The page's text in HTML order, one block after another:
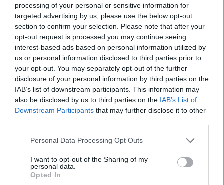
processing of your personal or sensitive information for
targeted advertising by us, please use the below opt-out
section to confirm your selection. Please note that after your
opt-out request is processed you may continue seeing
interest-based ads based on personal information utilized by
us or personal information disclosed to third parties prior to
your opt-out. You may separately opt-out of the further
disclosure of your personal information by third parties on the
IAB’s list of downstream participants. This information may
also be disclosed by us to third parties on the IAB’s List of
Downstream Participants that may further disclose it to other
Please note that this website/app uses one or more Google
not limited to your visit or usage behaviour. You may click to
grant or deny consent to Google and its third-party tags to
use your data for below specified purposes in below Google
Personal Data Processing Opt Outs
I want to opt-out of the Sharing of my
personal data.
Opted In